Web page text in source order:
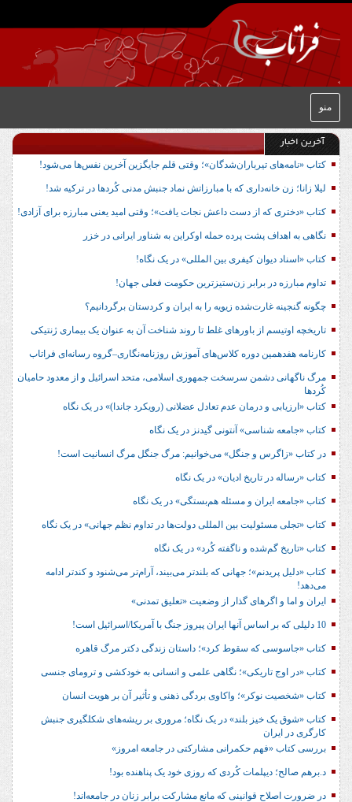
منو
آخرین اخبار
کتاب «نامه‌های تیرباران‌شدگان»؛ وقتی قلم جایگزین آخرین نفس‌ها می‌شود!
لیلا زانا؛ زن خانه‌داری که با مبارزاتش نماد جنبش مدنی کُردها در ترکیه شد!
کتاب «دختری که از دست داعش نجات یافت»؛ وقتی امید یعنی مبارزه برای آزادی!
نگاهی به اهداف پشت پرده حمله اوکراین به شناور ایرانی در خزر
کتاب «اسناد دیوان کیفری بین المللی» در یک نگاه!
تداوم مبارزه در برابر زن‌ستیزترین حکومت فعلی جهان!
چگونه گنجینه غارت‌شده زیویه را به ایران و کردستان برگردانیم؟
تاریخچه اوتیسم از باورهای غلط تا روند شناخت آن به عنوان یک بیماری ژنتیکی
کارنامه هفدهمین دوره کلاس‌های آموزش روزنامه‌نگاری–گروه رسانه‌ای فراتاب
مرگ ناگهانی دشمن سرسخت جمهوری اسلامی، متحد اسرائیل و از معدود حامیان
کُردها
کتاب «ارزیابی و درمان عدم تعادل عضلانی (رویکرد جاندا)» در یک نگاه
کتاب «جامعه شناسی» آنتونی گیدنز در یک نگاه
در کتاب «زاگرس و جنگل» می‌خوانیم: مرگ جنگل مرگ انسانیت است!
کتاب «رساله در تاریخ ادیان» در یک نگاه
کتاب «جامعه ایران و مسئله هم‌بستگی» در یک نگاه
کتاب «تجلی مسئولیت بین المللی دولت‌ها در تداوم نظم جهانی» در یک نگاه
کتاب «تاریخ گم‌شده و ناگفته کُرد» در یک نگاه
کتاب «دلیل پریدنم»؛ جهانی که بلندتر می‌بیند، آرام‌تر می‌شنود و کندتر ادامه
می‌دهد!
ایران و اما و اگرهای گذار از وضعیت «تعلیق تمدنی»
10 دلیلی که بر اساس آنها ایران پیروز جنگ با آمریکا/اسرائیل است!
کتاب «جاسوسی که سقوط کرد»؛ داستان زندگی دکتر مرگ قاهره
کتاب «در اوج تاریکی»؛ نگاهی علمی و انسانی به خودکشی و ترومای جنسی
کتاب «شخصیت نوکر»؛ واکاوی بردگی ذهنی و تأثیر آن بر هویت انسان
کتاب «شوق یک خیز بلند» در یک نگاه؛ مروری بر ریشه‌های شکل‎گیری جنبش
کارگری در ایران
بررسی کتاب «فهم حکمرانی مشارکتی در جامعه امروز»
د.برهم صالح؛ دیپلمات کُردی که روزی خود یک پناهنده بود!
در ضرورت اصلاح قوانینی که مانع مشارکت برابر زنان در جامعه‌اند!